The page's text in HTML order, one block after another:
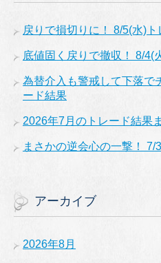
戻りで損切りに！ 8/5(水)
底値固く戻りで撤収！ 8/4(
為替介入も警戒して下落で
ード結果
2026年7月のトレード結果
まさかの逆会心の一撃！ 7/
アーカイブ
2026年8月